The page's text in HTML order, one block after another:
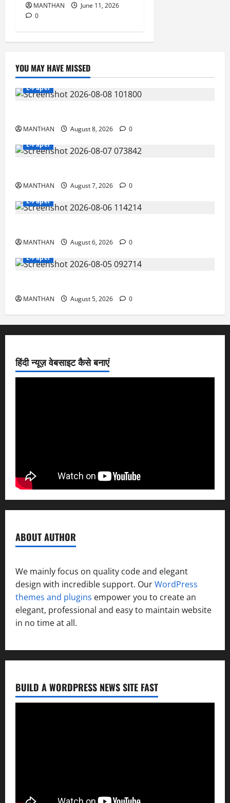
MANTHAN
June 11, 2026
0
YOU MAY HAVE MISSED
E-Paper
MANTHAN August 8, 2026
0
E-Paper
MANTHAN August 7, 2026
0
E-Paper
MANTHAN August 6, 2026
0
E-Paper
MANTHAN August 5, 2026 0
हिंदी न्यूज़ वेबसाइट कैसे बनाएं
ABOUT AUTHOR
We mainly focus on quality code and elegant
design with incredible support. OurWordPress
themes and plugins empower you to create an
elegant, professional and easy to maintain website
in no time at all.
BUILD A WORDPRESS NEWS SITE FAST